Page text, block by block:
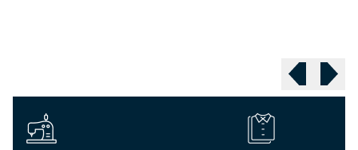
Next
Previous